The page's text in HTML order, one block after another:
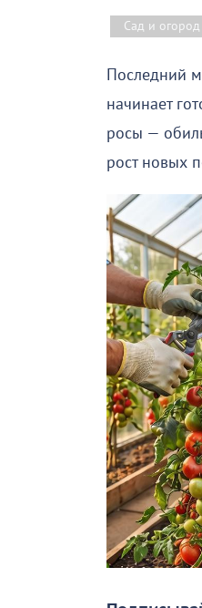
Сад и огород
Последний
начинает
росы —
рост новых